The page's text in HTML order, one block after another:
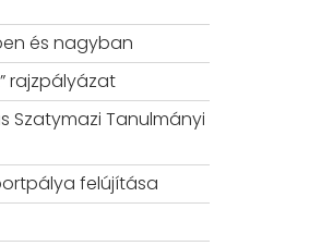
és nagyban
rajzpályázat
Szatymazi Tanulmányi
felújítása